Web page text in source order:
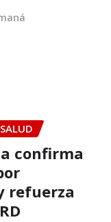
SALUD
confirma
refuerza